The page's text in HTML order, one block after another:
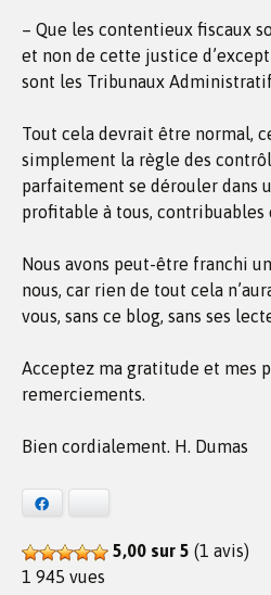
– Que les contentieux fiscaux
et non de cette justice
sont les Tribunaux
Tout cela devrait être normal,
simplement la règle des
parfaitement se dérouler dans
profitable à tous, contribuables
Nous avons peut-être franchi
nous, car rien de tout cela
vous, sans ce blog, sans ses
Acceptez ma gratitude et mes
remerciements.
Bien cordialement. H. Dumas
5,00 sur 5 (1 avis)
1 945 vues